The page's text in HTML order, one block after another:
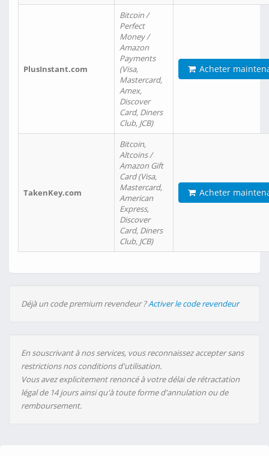
PlusInstant.com
Bitcoin /
Perfect
Money /
Amazon
Payments
(Visa,
Mastercard,
Amex,
Discover
Card, Diners
Club, JCB)
Acheter
TakenKey.com
Bitcoin,
Altcoins /
Amazon Gift
Card (Visa,
Mastercard,
American
Express,
Discover
Card, Diners
Club, JCB)
Acheter
Déjà un code premium revendeur ?Activer le code revendeur
En souscrivant à nos services, vous reconnaissez accepter sans
restrictions nos conditions d'utilisation.
Vous avez explicitement renoncé à votre délai de rétractation
légal de 14 jours ainsi qu'à toute forme d'annulation ou de
remboursement.